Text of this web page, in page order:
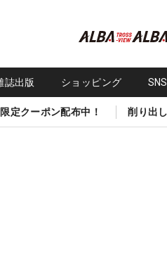
誌出版 ショッピング
定クーポン配布中！ 削り出